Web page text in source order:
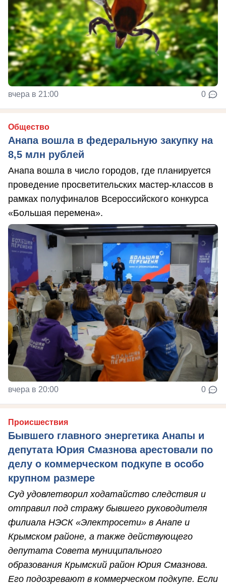
вчера в 21:00 0
Общество
Анапа вошла в федеральную закупку на
8,5 млн рублей
Анапа вошла в число городов, где планируется
проведение просветительских мастер-классов в
рамках полуфиналов Всероссийского конкурса
«Большая перемена».
вчера в 20:00 0
Происшествия
Бывшего главного энергетика Анапы и
депутата Юрия Смазнова арестовали по
делу о коммерческом подкупе в особо
крупном размере
Суд удовлетворил ходатайство следствия и
отправил под стражу бывшего руководителя
филиала НЭСК «Электросети» в Анапе и
Крымском районе, а также действующего
депутата Совета муниципального
образования Крымский район Юрия Смазнова.
Его подозревают в коммерческом подкупе. Если